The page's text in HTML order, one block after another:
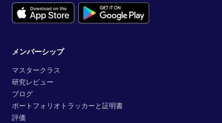
メンバーシップ
マスタークラス
研究レビュー
ブログ
ポートフォリオトラッカーと証明書
評価